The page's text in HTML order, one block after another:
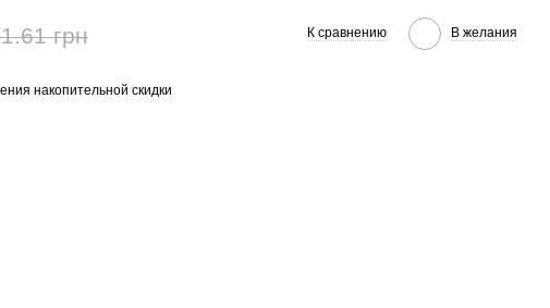
грн К сравнению В желания
накопительной скидки